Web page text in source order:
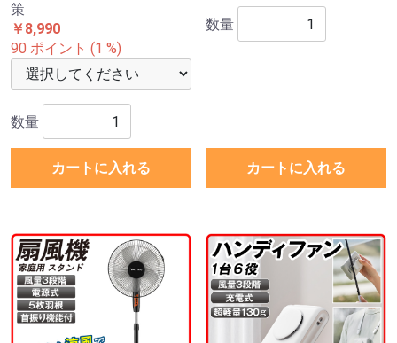
策
￥8,990
90 ポイント (1 %)
数量
カートに入れる
数量
カートに入れる